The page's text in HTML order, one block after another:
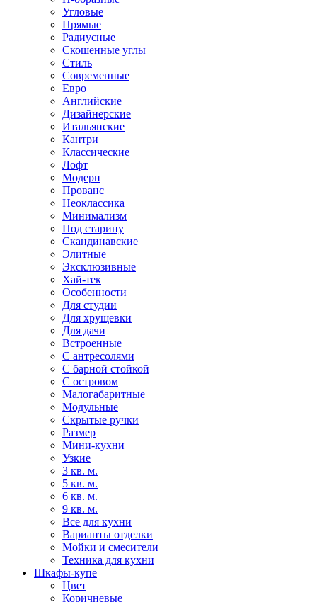
Угловые
Прямые
Радиусные
Скошенные углы
Стиль
Современные
Евро
Английские
Дизайнерские
Итальянские
Кантри
Классические
Лофт
Модерн
Прованс
Неоклассика
Минимализм
Под старину
Скандинавские
Элитные
Эксклюзивные
Хай-тек
Особенности
Для студии
Для хрущевки
Для дачи
Встроенные
С антресолями
С барной стойкой
С островом
Малогабаритные
Модульные
Скрытые ручки
Размер
Мини-кухни
Узкие
3 кв. м.
5 кв. м.
6 кв. м.
9 кв. м.
Все для кухни
Варианты отделки
Мойки и смесители
Техника для кухни
Шкафы-купе
Цвет
Коричневые